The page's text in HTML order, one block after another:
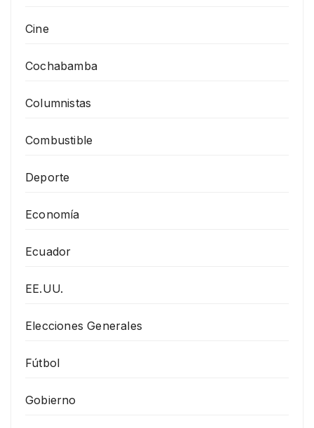
Cine
Cochabamba
Columnistas
Combustible
Deporte
Economía
Ecuador
EE.UU.
Elecciones Generales
Fútbol
Gobierno